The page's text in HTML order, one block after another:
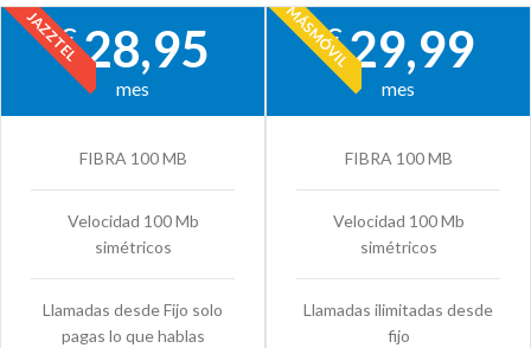
JAZZTEL
€28,95
mes
FIBRA 100 MB
Velocidad 100 Mb
simétricos
Llamadas desde Fijo solo
pagas lo que hablas
MÁSMÓVIL
€29,99
mes
FIBRA 100 MB
Velocidad 100 Mb
simétricos
Llamadas ilimitadas desde
fijo